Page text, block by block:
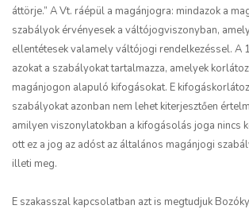
áttörje.” A Vt. ráépül a magánjogra: mindazok a
szabályok érvényesek a váltójogviszonyban,
ellentétesek valamely váltójogi rendelkezéssel. A
azokat a szabályokat tartalmazza, amelyek
magánjogon alapuló kifogásokat. E
szabályokat azonban nem lehet kiterjesztően
amilyen viszonylatokban a kifogásolás joga nincs
ott ez a jog az adóst az általános magánjogi
illeti meg.
E szakasszal kapcsolatban azt is megtudjuk